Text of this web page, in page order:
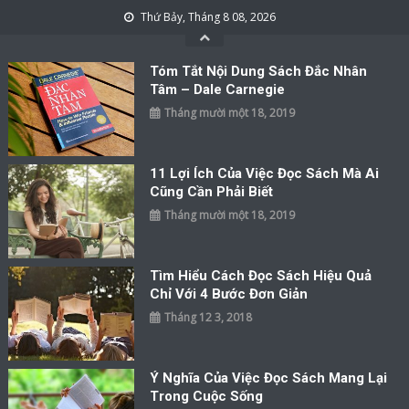
Thứ Bảy, Tháng 8 08, 2026
Tóm Tắt Nội Dung Sách Đắc Nhân
Tâm – Dale Carnegie
Tháng mười một 18, 2019
11 Lợi Ích Của Việc Đọc Sách Mà Ai
Cũng Cần Phải Biết
Tháng mười một 18, 2019
Tìm Hiểu Cách Đọc Sách Hiệu Quả
Chỉ Với 4 Bước Đơn Giản
Tháng 12 3, 2018
Ý Nghĩa Của Việc Đọc Sách Mang Lại
Trong Cuộc Sống